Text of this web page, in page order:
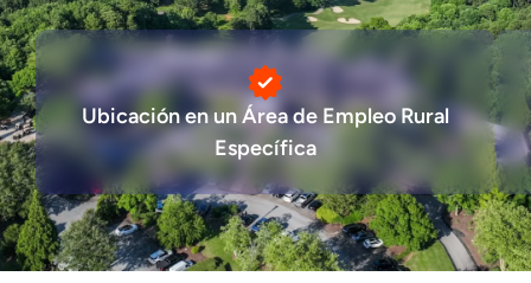
Ubicación en un Área de Empleo Rural
Específica